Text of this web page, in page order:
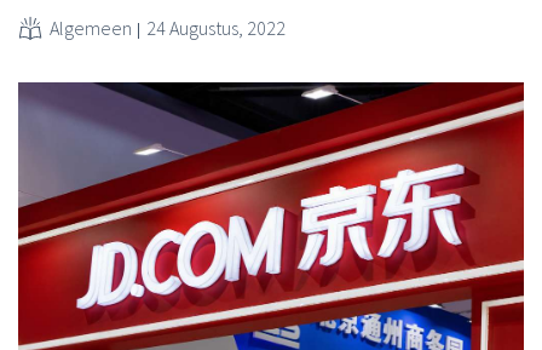
Algemeen 24 Augustus, 2022